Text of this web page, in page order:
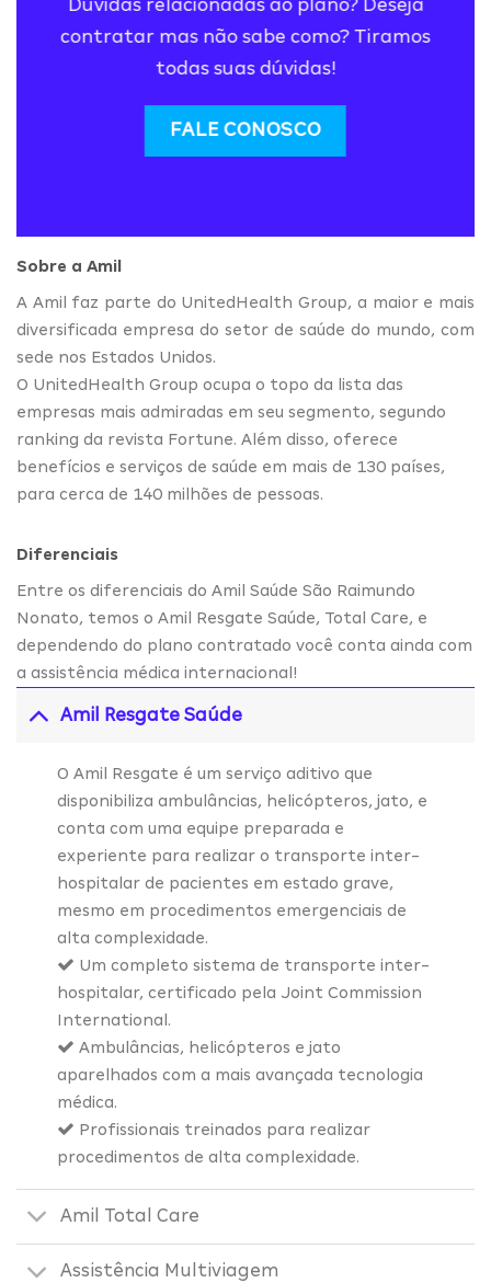
Dúvidas relacionadas ao plano? Deseja
contratar mas não sabe como? Tiramos
todas suas dúvidas!
FALE CONOSCO
Sobre a Amil
A Amil faz parte do UnitedHealth Group, a maior e mais
diversificada empresa do setor de saúde do mundo, com
sede nos Estados Unidos.
O UnitedHealth Group ocupa o topo da lista das
empresas mais admiradas em seu segmento, segundo
ranking da revista Fortune. Além disso, oferece
benefícios e serviços de saúde em mais de 130 países,
para cerca de 140 milhões de pessoas.
Diferenciais
Entre os diferenciais do Amil Saúde São Raimundo
Nonato, temos o Amil Resgate Saúde, Total Care, e
dependendo do plano contratado você conta ainda com
a assistência médica internacional!
Amil Resgate Saúde
O Amil Resgate é um serviço aditivo que
disponibiliza ambulâncias, helicópteros, jato, e
conta com uma equipe preparada e
experiente para realizar o transporte inter-
hospitalar de pacientes em estado grave,
mesmo em procedimentos emergenciais de
alta complexidade.
Um completo sistema de transporte inter-
hospitalar, certificado pela Joint Commission
International.
Ambulâncias, helicópteros e jato
aparelhados com a mais avançada tecnologia
médica.
Profissionais treinados para realizar
procedimentos de alta complexidade.
Amil Total Care
Assistência Multiviagem